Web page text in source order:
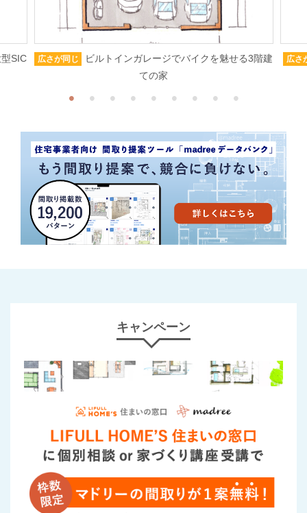
SIC 広さが同じ
ビルトインガレージでバイクを魅せる3階建
ての家
広さ
キャンペーン